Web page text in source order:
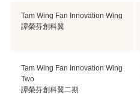
Tam Wing Fan Innovation Wing
譚榮芬創科翼
Tam Wing Fan Innovation Wing
Two
譚榮芬創科翼二期